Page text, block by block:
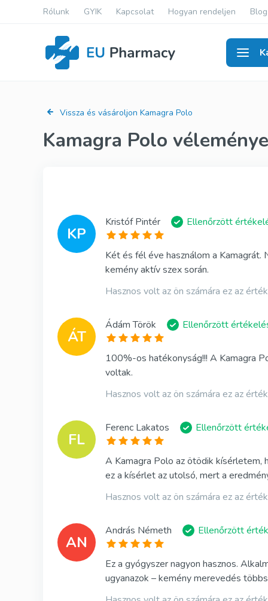
Rólunk GYIK Kapcsolat Hogyan rendeljen Blog
Viagra
Levitra
Viagra
Cialis
Viagra
Fildena
Vissza és vásároljon Kamagra Polo
Kamagra Polo
KP
Kristóf Pintér Ellenőrzött
Két és fél éve használom a
kemény aktív szex során.
Hasznos volt az ön számára ez az
ÁT
Ádám Török Ellenőrzött
100%-os hatékonyság!!! A Kamagra
voltak.
Hasznos volt az ön számára ez az
FL
Ferenc Lakatos Ellenőrzött
A Kamagra Polo az ötödik kísérletem,
ez a kísérlet az utolsó, mert a
Hasznos volt az ön számára ez az
AN
András Németh Ellenőrzött
Ez a gyógyszer nagyon hasznos.
ugyanazok – kemény merevedés